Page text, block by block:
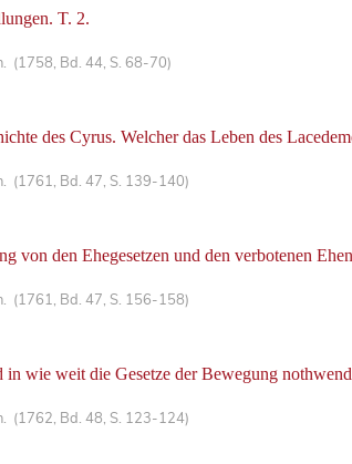
T. 2.
(1758, Bd. 44, S. 68-70)
des Cyrus. Welcher das Leben des
(1761, Bd. 47, S. 139-140)
von den Ehegesetzen und den verbotenen
(1761, Bd. 47, S. 156-158)
in wie weit die Gesetze der Bewegung
(1762, Bd. 48, S. 123-124)